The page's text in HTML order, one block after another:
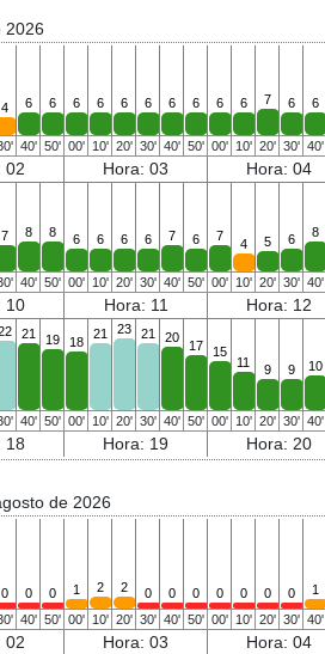
2026
4 6 6 6 6 6 6 6 6 6 6 7 6 6
40' 50' 00' 10' 20' 30' 40' 50' 00' 10' 20' 30' 40'
02 Hora: 03 Hora: 04
7 8 8 6 6 6 6 7 6 7
4 5 6 8
40' 50' 00' 10' 20' 30' 40' 50' 00' 10' 20' 30' 40'
10 Hora: 11 Hora: 12
21 19 18
21 23 21 20
17 15
11 9 9 10
40' 50' 00' 10' 20' 30' 40' 50' 00' 10' 20' 30' 40'
18 Hora: 19 Hora: 20
de 2026
0 0 0 1 2 2 0 0 0 0 0 0 0 1
40' 50' 00' 10' 20' 30' 40' 50' 00' 10' 20' 30' 40'
02 Hora: 03 Hora: 04